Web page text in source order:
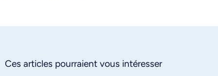
Ces articles pourraient vous intéresser